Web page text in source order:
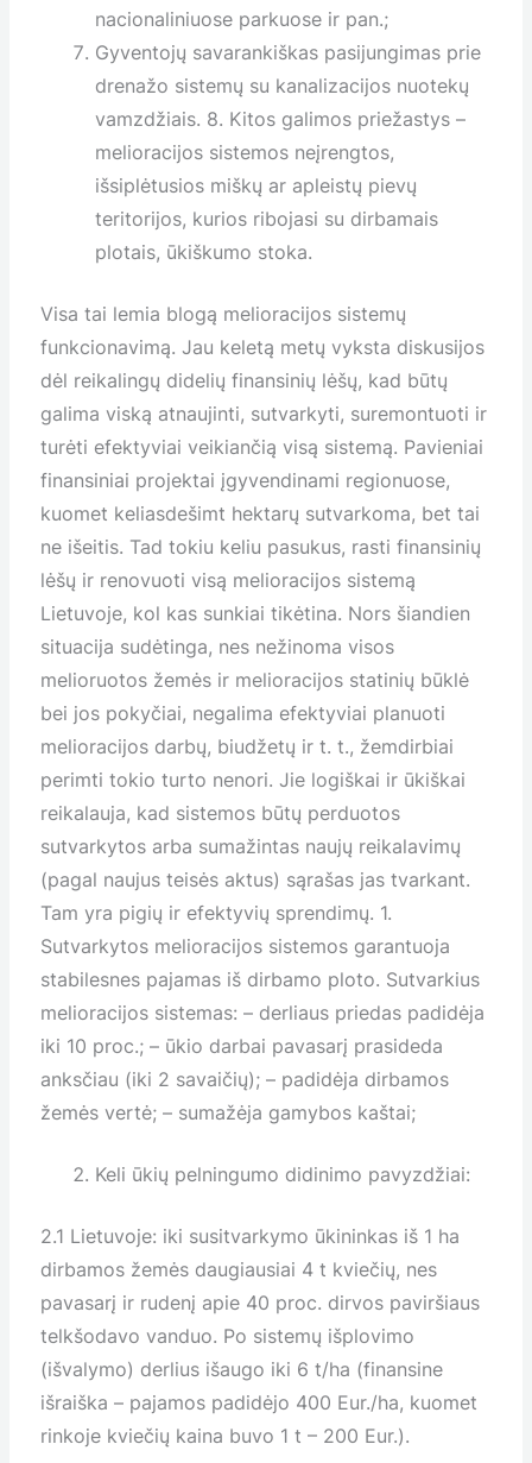
nacionaliniuose parkuose ir pan.;
Gyventojų savarankiškas pasijungimas prie
drenažo sistemų su kanalizacijos nuotekų
vamzdžiais. 8. Kitos galimos priežastys –
melioracijos sistemos neįrengtos,
išsiplėtusios miškų ar apleistų pievų
teritorijos, kurios ribojasi su dirbamais
plotais, ūkiškumo stoka.
Visa tai lemia blogą melioracijos sistemų
funkcionavimą. Jau keletą metų vyksta diskusijos
dėl reikalingų didelių finansinių lėšų, kad būtų
galima viską atnaujinti, sutvarkyti, suremontuoti ir
turėti efektyviai veikiančią visą sistemą. Pavieniai
finansiniai projektai įgyvendinami regionuose,
kuomet keliasdešimt hektarų sutvarkoma, bet tai
ne išeitis. Tad tokiu keliu pasukus, rasti finansinių
lėšų ir renovuoti visą melioracijos sistemą
Lietuvoje, kol kas sunkiai tikėtina. Nors šiandien
situacija sudėtinga, nes nežinoma visos
melioruotos žemės ir melioracijos statinių būklė
bei jos pokyčiai, negalima efektyviai planuoti
melioracijos darbų, biudžetų ir t. t., žemdirbiai
perimti tokio turto nenori. Jie logiškai ir ūkiškai
reikalauja, kad sistemos būtų perduotos
sutvarkytos arba sumažintas naujų reikalavimų
(pagal naujus teisės aktus) sąrašas jas tvarkant.
Tam yra pigių ir efektyvių sprendimų. 1.
Sutvarkytos melioracijos sistemos garantuoja
stabilesnes pajamas iš dirbamo ploto. Sutvarkius
melioracijos sistemas: – derliaus priedas padidėja
iki 10 proc.; – ūkio darbai pavasarį prasideda
anksčiau (iki 2 savaičių); – padidėja dirbamos
žemės vertė; – sumažėja gamybos kaštai;
Keli ūkių pelningumo didinimo pavyzdžiai:
2.1 Lietuvoje: iki susitvarkymo ūkininkas iš 1 ha
dirbamos žemės daugiausiai 4 t kviečių, nes
pavasarį ir rudenį apie 40 proc. dirvos paviršiaus
telkšodavo vanduo. Po sistemų išplovimo
(išvalymo) derlius išaugo iki 6 t/ha (finansine
išraiška – pajamos padidėjo 400 Eur./ha, kuomet
rinkoje kviečių kaina buvo 1 t – 200 Eur.).